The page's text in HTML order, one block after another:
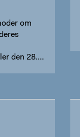
om
den 28.